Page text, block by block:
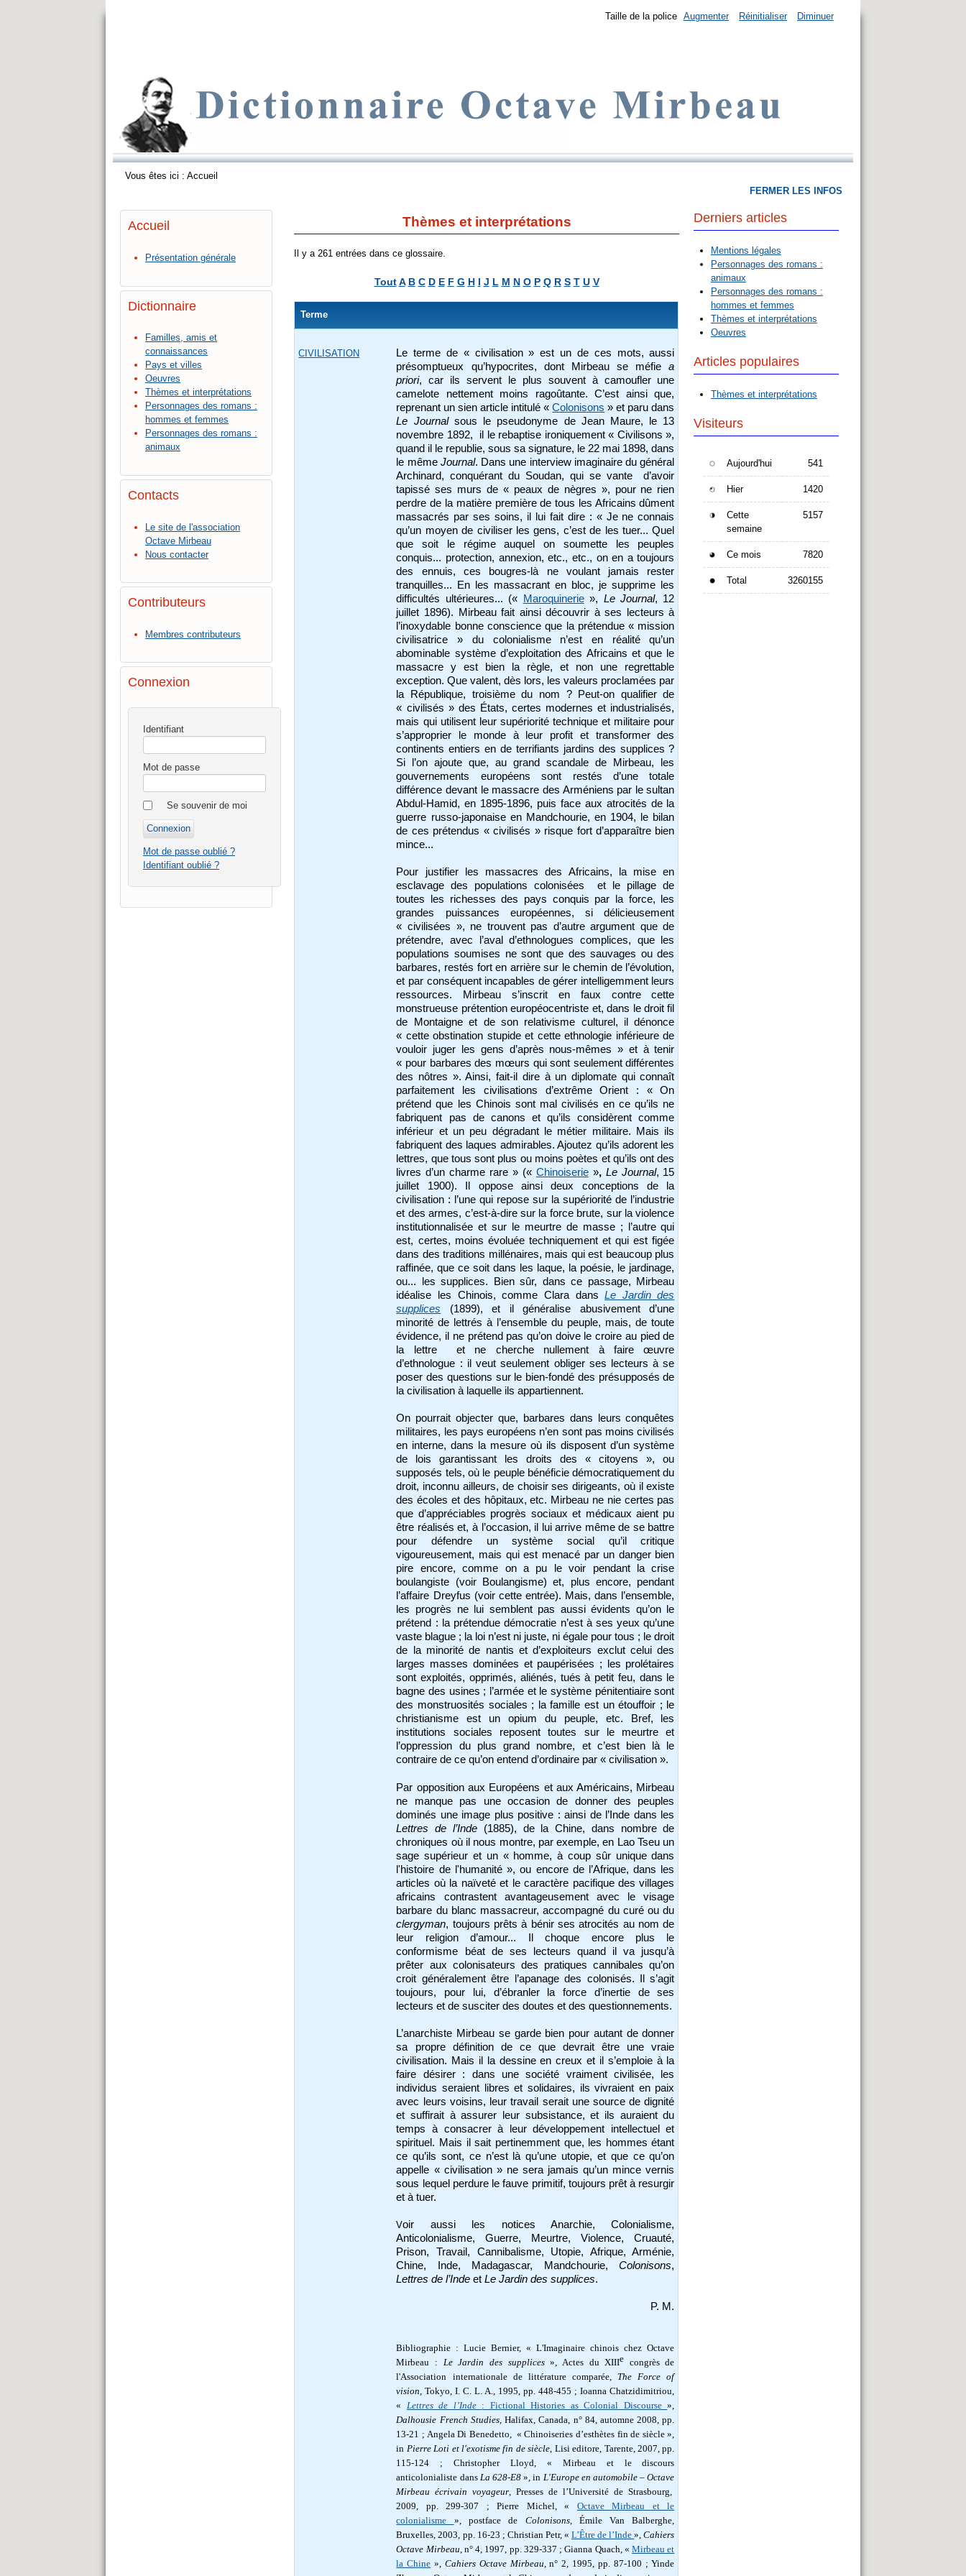
Taille de la police Augmenter Réinitialiser Diminuer
Vous êtes ici : Accueil
Accueil
Présentation générale
Dictionnaire
Familles, amis et
connaissances
Pays et villes
Oeuvres
Thèmes et interprétations
Personnages des romans :
hommes et femmes
Personnages des romans :
animaux
Contacts
Le site de l'association
Octave Mirbeau
Nous contacter
Contributeurs
Membres contributeurs
Connexion
Identifiant
Mot de passe
Se souvenir de moi
Mot de passe oublié ?
Identifiant oublié ?
Thèmes et interprétations
Il y a 261 entrées dans ce glossaire.
Tout A B C D E F G H I J L M N O P Q R S T U V
Terme
CIVILISATION
Le terme de « civilisation » est un de ces mots, aussi
présomptueux qu’hypocrites, dont Mirbeau se méfiea
priori, car ils servent le plus souvent à camoufler une
camelote nettement moins ragoûtante. C’est ainsi que,
reprenant un sien article intitulé «Colonisons » et paru dans
Le Journalsous le pseudonyme de Jean Maure, le 13
novembre 1892, il le rebaptise ironiquement « Civilisons »,
quand il le republie, sous sa signature, le 22 mai 1898, dans
le même Journal. Dans une interview imaginaire du général
Archinard, conquérant du Soudan, qui se vante d’avoir
tapissé ses murs de « peaux de nègres », pour ne rien
perdre de la matière première de tous les Africains dûment
massacrés par ses soins, il lui fait dire : « Je ne connais
qu’un moyen de civiliser les gens, c’est de les tuer... Quel
que soit le régime auquel on soumette les peuples
conquis... protection, annexion, etc., etc., on en a toujours
des ennuis, ces bougres-là ne voulant jamais rester
tranquilles... En les massacrant en bloc, je supprime les
difficultés ultérieures... («
Maroquinerie», Le Journal, 12
juillet 1896). Mirbeau fait ainsi découvrir à ses lecteurs à
l’inoxydable bonne conscience que la prétendue « mission
civilisatrice » du colonialisme n’est en réalité qu’un
abominable système d’exploitation des Africains et que le
massacre y est bien la règle, et non une regrettable
exception. Que valent, dès lors, les valeurs proclamées par
la République, troisième du nom ? Peut-on qualifier de
« civilisés » des États, certes modernes et industrialisés,
mais qui utilisent leur supériorité technique et militaire pour
s’approprier le monde à leur profit et transformer des
continents entiers en de terrifiants jardins des supplices ?
Si l’on ajoute que, au grand scandale de Mirbeau, les
gouvernements européens sont restés d’une totale
différence devant le massacre des Arméniens par le sultan
Abdul-Hamid, en 1895-1896, puis face aux atrocités de la
guerre russo-japonaise en Mandchourie, en 1904, le bilan
de ces prétendus « civilisés » risque fort d’apparaître bien
mince...
Pour justifier les massacres des Africains, la mise en
esclavage des populations colonisées et le pillage de
toutes les richesses des pays conquis par la force, les
grandes puissances européennes, si délicieusement
« civilisées », ne trouvent pas d’autre argument que de
prétendre, avec l’aval d’ethnologues complices, que les
populations soumises ne sont que des sauvages ou des
barbares, restés fort en arrière sur le chemin de l’évolution,
et par conséquent incapables de gérer intelligemment leurs
ressources. Mirbeau s’inscrit en faux contre cette
monstrueuse prétention européocentriste et, dans le droit fil
de Montaigne et de son relativisme culturel, il dénonce
« cette obstination stupide et cette ethnologie inférieure de
vouloir juger les gens d’après nous-mêmes » et à tenir
« pour barbares des mœurs qui sont seulement différentes
des nôtres ». Ainsi, fait-il dire à un diplomate qui connaît
parfaitement les civilisations d’extrême Orient : « On
prétend que les Chinois sont mal civilisés en ce qu’ils ne
fabriquent pas de canons et qu’ils considèrent comme
inférieur et un peu dégradant le métier militaire. Mais ils
fabriquent des laques admirables. Ajoutez qu’ils adorent les
lettres, que tous sont plus ou moins poètes et qu’ils ont des
livres d’un charme rare » (« Chinoiserie», Le Journal, 15
juillet 1900). Il oppose ainsi deux conceptions de la
civilisation : l’une qui repose sur la supériorité de l’industrie
et des armes, c’est-à-dire sur la force brute, sur la violence
institutionnalisée et sur le meurtre de masse ; l’autre qui
est, certes, moins évoluée techniquement et qui est figée
dans des traditions millénaires, mais qui est beaucoup plus
raffinée, que ce soit dans les laque, la poésie, le jardinage,
ou... les supplices. Bien sûr, dans ce passage, Mirbeau
idéalise les Chinois, comme Clara dansLe Jardin des
supplices
(1899), et il généralise abusivement d’une
minorité de lettrés à l’ensemble du peuple, mais, de toute
évidence, il ne prétend pas qu’on doive le croire au pied de
la lettre et ne cherche nullement à faire œuvre
d’ethnologue : il veut seulement obliger ses lecteurs à se
poser des questions sur le bien-fondé des présupposés de
la civilisation à laquelle ils appartiennent.
On pourrait objecter que, barbares dans leurs conquêtes
militaires, les pays européens n’en sont pas moins civilisés
en interne, dans la mesure où ils disposent d’un système
de lois garantissant les droits des « citoyens », ou
supposés tels, où le peuple bénéficie démocratiquement du
droit, inconnu ailleurs, de choisir ses dirigeants, où il existe
des écoles et des hôpitaux, etc. Mirbeau ne nie certes pas
que d’appréciables progrès sociaux et médicaux aient pu
être réalisés et, à l’occasion, il lui arrive même de se battre
pour défendre un système social qu’il critique
vigoureusement, mais qui est menacé par un danger bien
pire encore, comme on a pu le voir pendant la crise
boulangiste (voir Boulangisme) et, plus encore, pendant
l’affaire Dreyfus (voir cette entrée). Mais, dans l’ensemble,
les progrès ne lui semblent pas aussi évidents qu’on le
prétend : la prétendue démocratie n’est à ses yeux qu’une
vaste blague ; la loi n’est ni juste, ni égale pour tous ; le droit
de la minorité de nantis et d’exploiteurs exclut celui des
larges masses dominées et paupérisées ; les prolétaires
sont exploités, opprimés, aliénés, tués à petit feu, dans le
bagne des usines ; l’armée et le système pénitentiaire sont
des monstruosités sociales ; la famille est un étouffoir ; le
christianisme est un opium du peuple, etc. Bref, les
institutions sociales reposent toutes sur le meurtre et
l’oppression du plus grand nombre, et c’est bien là le
contraire de ce qu’on entend d’ordinaire par « civilisation ».
Par opposition aux Européens et aux Américains, Mirbeau
ne manque pas une occasion de donner des peuples
dominés une image plus positive : ainsi de l’Inde dans les
Lettres de l’Inde(1885), de la Chine, dans nombre de
chroniques où il nous montre, par exemple, en Lao Tseu un
sage supérieur et un « homme, à coup sûr unique dans
l'histoire de l'humanité », ou encore de l’Afrique, dans les
articles où la naïveté et le caractère pacifique des villages
africains contrastent avantageusement avec le visage
barbare du blanc massacreur, accompagné du curé ou du
clergyman, toujours prêts à bénir ses atrocités au nom de
leur religion d’amour... Il choque encore plus le
conformisme béat de ses lecteurs quand il va jusqu’à
prêter aux colonisateurs des pratiques cannibales qu’on
croit généralement être l’apanage des colonisés. Il s’agit
toujours, pour lui, d’ébranler la force d’inertie de ses
lecteurs et de susciter des doutes et des questionnements.
L’anarchiste Mirbeau se garde bien pour autant de donner
sa propre définition de ce que devrait être une vraie
civilisation. Mais il la dessine en creux et il s’emploie à la
faire désirer : dans une société vraiment civilisée, les
individus seraient libres et solidaires, ils vivraient en paix
avec leurs voisins, leur travail serait une source de dignité
et suffirait à assurer leur subsistance, et ils auraient du
temps à consacrer à leur développement intellectuel et
spirituel. Mais il sait pertinemment que, les hommes étant
ce qu’ils sont, ce n’est là qu’une utopie, et que ce qu’on
appelle « civilisation » ne sera jamais qu’un mince vernis
sous lequel perdure le fauve primitif, toujours prêt à resurgir
et à tuer.
Voir aussi les notices Anarchie, Colonialisme,
Anticolonialisme, Guerre, Meurtre, Violence, Cruauté,
Prison, Travail, Cannibalisme, Utopie, Afrique, Arménie,
Chine, Inde, Madagascar, Mandchourie,Colonisons,
Lettres de l’Inde etLe Jardin des supplices.
P. M.
Bibliographie : Lucie Bernier, « L'Imaginaire chinois chez Octave
Mirbeau : Le Jardin des supplices», Actes du XIIIe congrès de
l'Association internationale de littérature comparée, The Force of
vision,Tokyo, I. C. L. A., 1995, pp. 448-455 ; Ioanna Chatzidimitriou,
« Lettres de l’Inde : Fictional Histories as Colonial Discourse»,
Dalhousie French Studies, Halifax, Canada, n° 84, automne 2008, pp.
13-21 ; Angela Di Benedetto, « Chinoiseries d’esthètes fin de siècle »,
in Pierre Loti et l'exotisme fin de siècle, Lisi editore, Tarente, 2007, pp.
115-124 ; Christopher Lloyd, « Mirbeau et le discours
anticolonialiste dans La 628-E8 », in L'Europe en automobile – Octave
Mirbeau écrivain voyageur, Presses de l’Université de Strasbourg,
2009, pp. 299-307 ; Pierre Michel, « Octave Mirbeau et le
colonialisme », postface de Colonisons, Émile Van Balberghe,
Bruxelles, 2003, pp. 16-23 ; Christian Petr, «L’Être de l’Inde»,Cahiers
Octave Mirbeau, n° 4, 1997, pp. 329-337 ;Gianna Quach, «Mirbeau et
la Chine », Cahiers Octave Mirbeau, n° 2, 1995, pp. 87-100 ; Yinde
FERMER LES INFOS
Derniers articles
Mentions légales
Personnages des romans :
animaux
Personnages des romans :
hommes et femmes
Thèmes et interprétations
Oeuvres
Articles populaires
Thèmes et interprétations
Visiteurs
Aujourd'hui 541
Hier 1420
Cette
semaine
5157
Ce mois 7820
Total 3260155